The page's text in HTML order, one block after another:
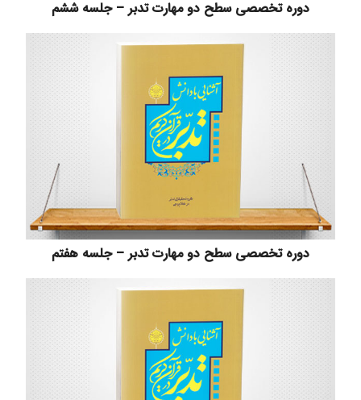
دوره تخصصی سطح دو مهارت تدبر – جلسه ششم
دوره تخصصی سطح دو مهارت تدبر – جلسه هفتم